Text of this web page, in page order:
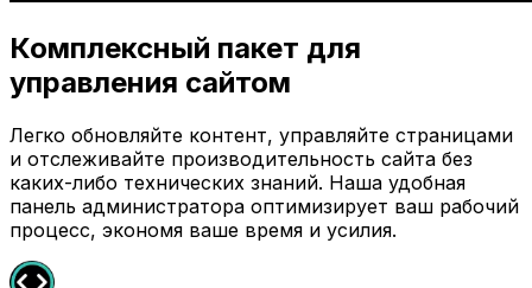
Комплексный пакет для
управления сайтом
Легко обновляйте контент, управляйте страницами
и отслеживайте производительность сайта без
каких-либо технических знаний. Наша удобная
панель администратора оптимизирует ваш рабочий
процесс, экономя ваше время и усилия.